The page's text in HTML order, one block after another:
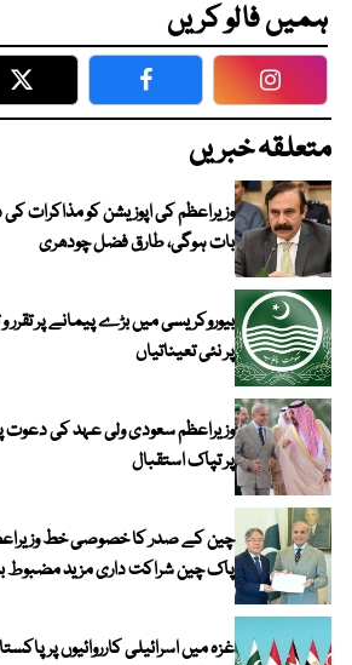
ہمیں فالو کریں
Twitter Facebook
متعلقہ خبریں
وزیراعظم کی اپوزیشن کو مذاکرات
بات ہوگی، طارق فضل چودھری
بیوروکریسی میں بڑے پیمانے پر تقرر
پر نئی تعیناتیاں
وزیراعظم سعودی ولی عہد کی
پر تپاک استقبال
چین کے صدر کا خصوصی خط
پاک چین شراکت داری مزید مضبوط